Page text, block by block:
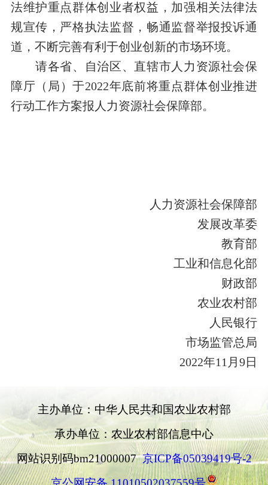
法维护重点群体创业者权益，加强相关法律法
规宣传，严格执法监督，畅通监督举报投诉通
道，不断完善有利于创业创新的市场环境。
请各省、自治区、直辖市人力资源社会保
障厅（局）于2022年底前将重点群体创业推进
行动工作方案报人力资源社会保障部。
人力资源社会保障部
发展改革委
教育部
工业和信息化部
财政部
农业农村部
人民银行
市场监管总局
2022年11月9日
主办单位：中华人民共和国农业农村部
承办单位：农业农村部信息中心
网站识别码bm21000007京ICP备05039419号-2